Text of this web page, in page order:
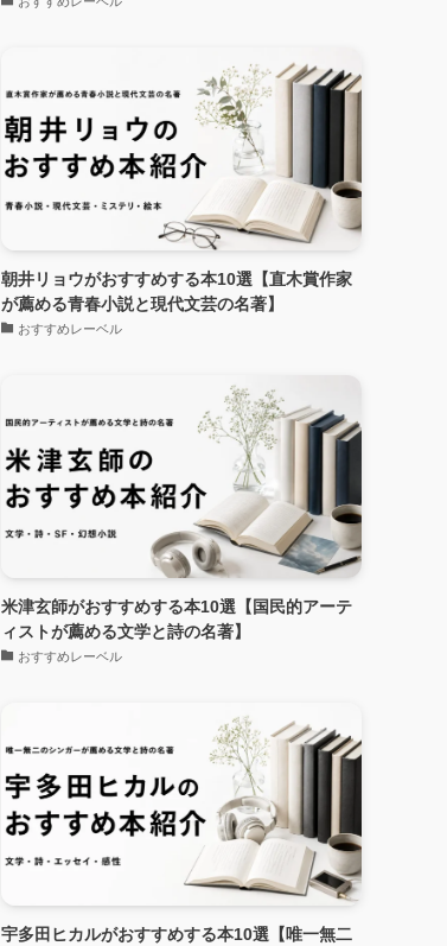
朝井リョウがおすすめする本10選【直木賞作家
が薦める青春小説と現代文芸の名著】
おすすめレーベル
米津玄師がおすすめする本10選【国民的アーテ
ィストが薦める文学と詩の名著】
おすすめレーベル
宇多田ヒカルがおすすめする本10選【唯一無二